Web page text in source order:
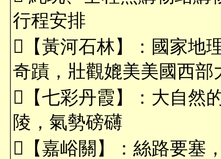
行程安排
【黃河石林】：國家地
奇蹟，壯觀媲美美國西部
【七彩丹霞】：大自然
陵，氣勢磅礴
【嘉峪關】：絲路要塞